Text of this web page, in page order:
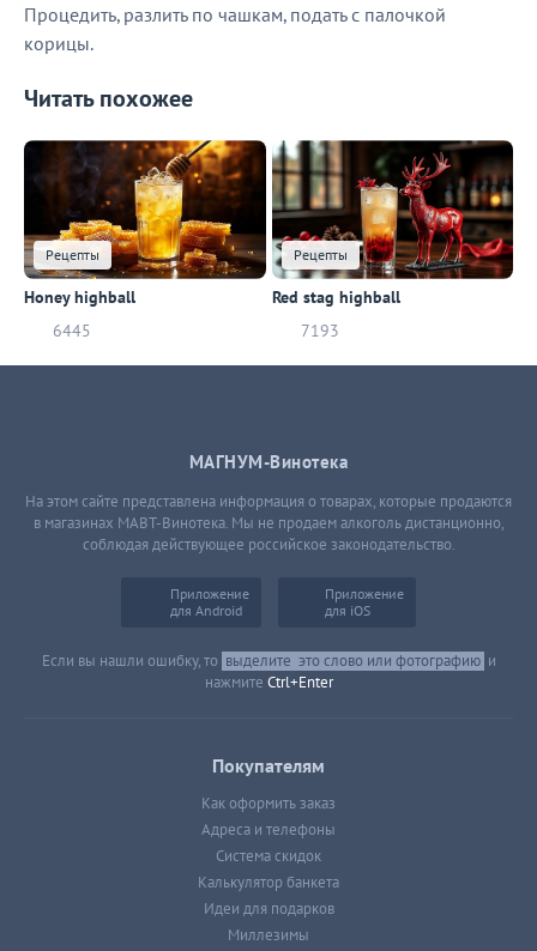
Процедить, разлить по чашкам, подать с палочкой
корицы.
Читать похожее
Рецепты
Honey highball
6445
Рецепты
Red stag highball
7193
МАГНУМ-Винотека
На этом сайте представлена информация о товарах, которые продаются
в магазинах МАВТ-Винотека. Мы не продаем алкоголь дистанционно,
соблюдая действующее российское законодательство.
Приложение
для Android
Приложение
для iOS
Если вы нашли ошибку, то выделите это слово или фотографию и
нажмите Ctrl+Enter
Покупателям
Как оформить заказ
Адреса и телефоны
Система скидок
Калькулятор банкета
Идеи для подарков
Миллезимы